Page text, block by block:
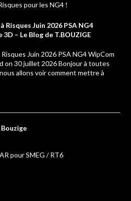
pour les NG4 !
Risques Juin 2026 PSA NG4
– Le Blog de T.BOUZIGE
Juin 2026 PSA NG4 WipCom
on 30 juillet 2026 Bonjour à toutes
allons voir comment mettre à
pour SMEG / RT6